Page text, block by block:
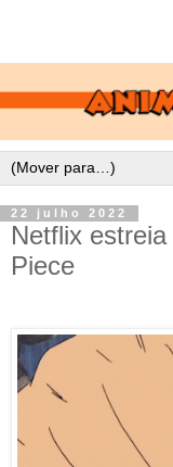
22 julho 2022
Netflix
Piece